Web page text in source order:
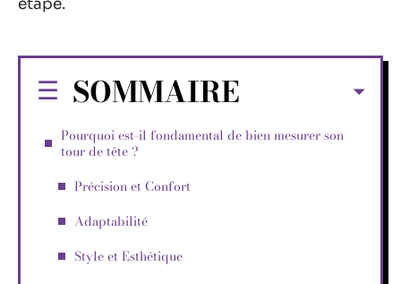
étape.
SOMMAIRE
Pourquoi est-il fondamental de bien mesurer son
tour de tête ?
Précision et Confort
Adaptabilité
Style et Esthétique